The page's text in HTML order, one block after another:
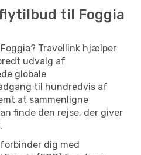
til Foggia
Travellink hjælper
udvalg af
globale
til hundredvis af
at sammenligne
finde den rejse, der giver
dig med